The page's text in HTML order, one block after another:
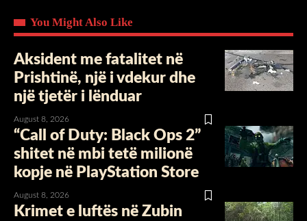
You Might Also Like
Aksident me fatalitet në
Prishtinë, një i vdekur dhe
një tjetër i lënduar
August 8, 2026
“Call of Duty: Black Ops 2”
shitet në mbi tetë milionë
kopje në PlayStation Store
August 8, 2026
Krimet e luftës në Zubin